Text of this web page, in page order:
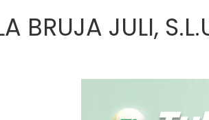
BRUJA JULI,